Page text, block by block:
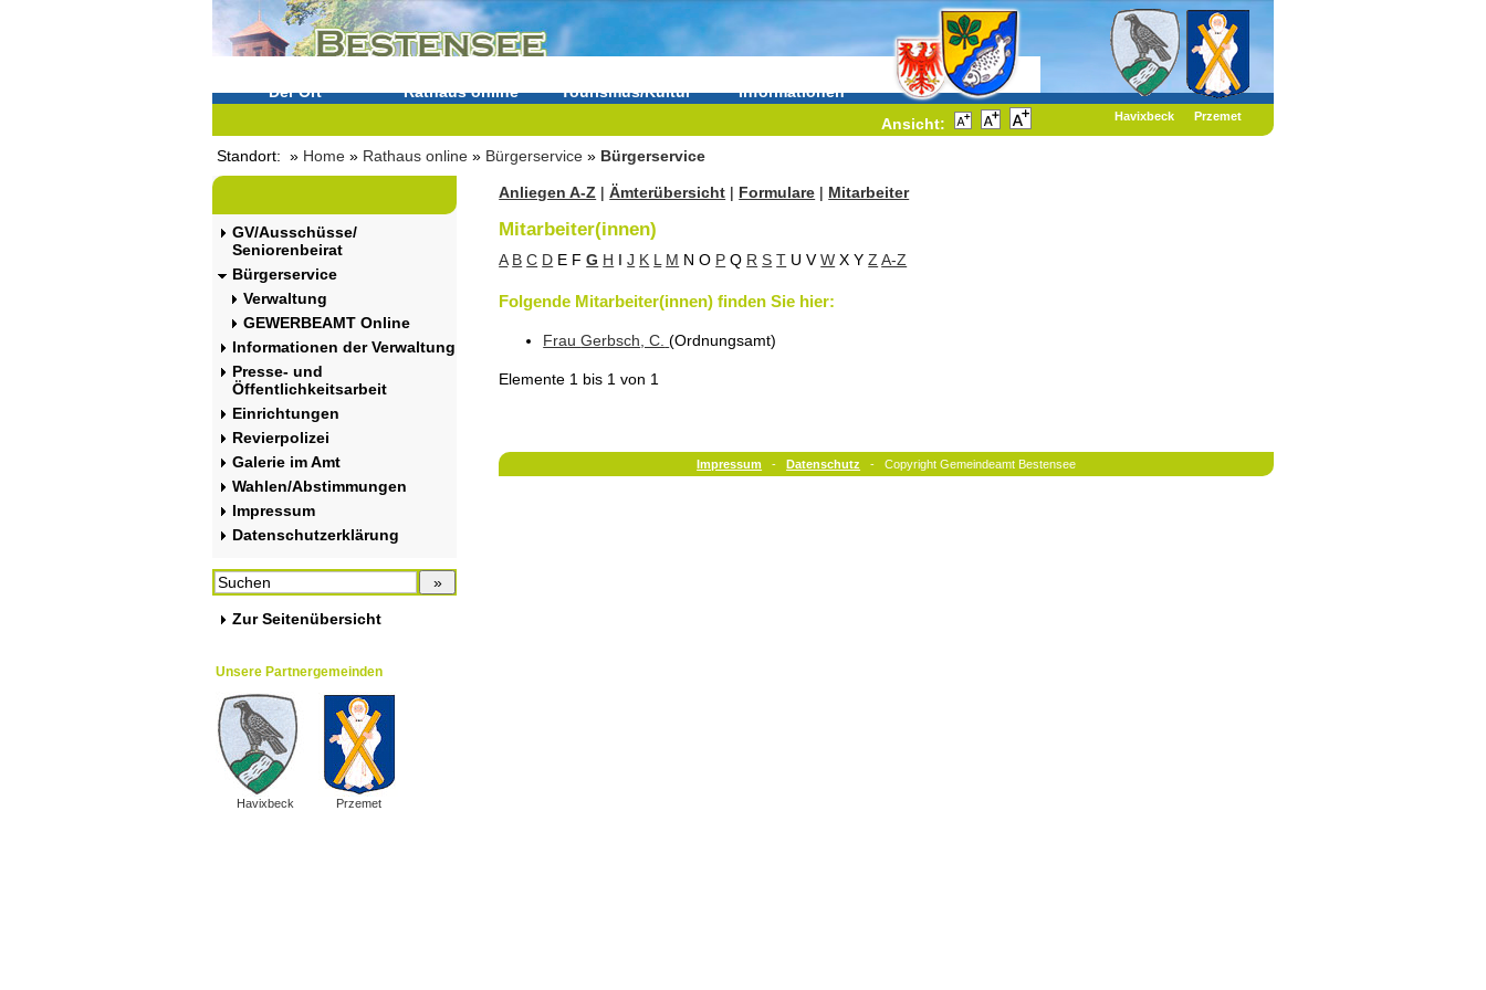
Havixbeck Przemet
Der Ort Rathaus online Tourismus/Kultur
Informationen
Ansicht:
Standort: » Home » Rathaus online » Bürgerservice » Bürgerservice
GV/Ausschüsse/
Seniorenbeirat
Bürgerservice
Verwaltung
GEWERBEAMT Online
Informationen der Verwaltung
Presse- und
Öffentlichkeitsarbeit
Einrichtungen
Revierpolizei
Galerie im Amt
Wahlen/Abstimmungen
Impressum
Datenschutzerklärung
Zur Seitenübersicht
Unsere Partnergemeinden
Havixbeck Przemet
Anliegen A-Z |Ämterübersicht | Formulare | Mitarbeiter
Mitarbeiter(innen)
A B C D E F G H I J K L M N O P Q R S T U V W X Y Z A-Z
Folgende Mitarbeiter(innen) finden Sie hier:
FrauGerbsch , C. (Ordnungsamt)
Elemente 1 bis 1 von 1
Impressum -Datenschutz - Copyright Gemeindeamt Bestensee